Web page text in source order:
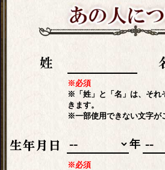
※必須
※「姓」と「名」は、それ
きます。
※一部使用できない文字が
年
※必須